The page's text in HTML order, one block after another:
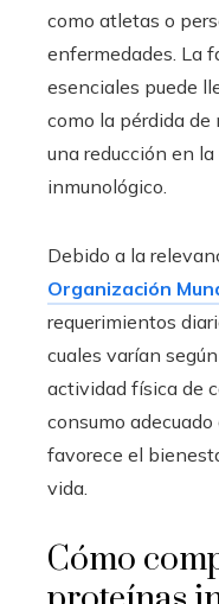
como atletas o
enfermedades. La
esenciales puede
como la pérdida de
una reducción en
inmunológico.
Debido a la
Organización
requerimientos
cuales varían
actividad física de
consumo
favorece el
vida.
Cómo